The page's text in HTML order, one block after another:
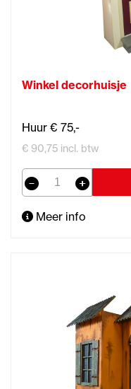
Winkel decorhuisje
Huur € 75,-
€ 90,75 incl. btw
Meer info